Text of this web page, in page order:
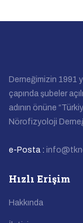
Derneğimizin 1991
çapında şubeler
adının önüne
Nörofizyoloji
e-Posta :
Hızlı Erişim
Hakkında